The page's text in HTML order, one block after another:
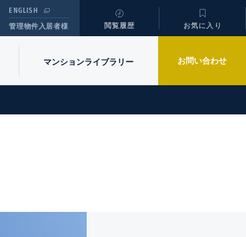
ENGLISH
管理物件入居者様
閲覧履歴 お気に入り
マンションライブラリー お問い合わせ